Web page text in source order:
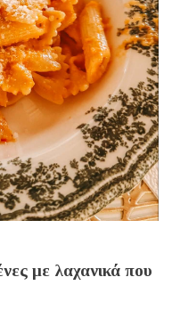
με λαχανικά που